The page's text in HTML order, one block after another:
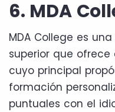
6. MDA
MDA College es
superior que ofrece
cuyo principal
formación
puntuales con el